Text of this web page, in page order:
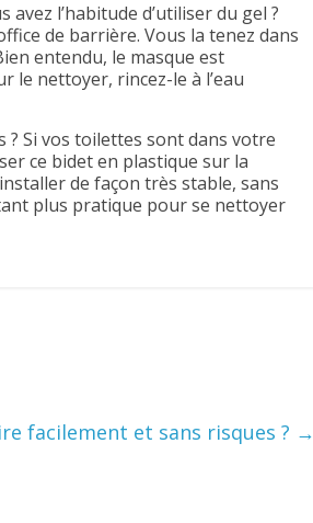
avez l’habitude d’utiliser du gel ?
de barrière. Vous la tenez dans
entendu, le masque est
le nettoyer, rincez-le à l’eau
? Si vos toilettes sont dans votre
ce bidet en plastique sur la
de façon très stable, sans
plus pratique pour se nettoyer
facilement et sans risques ? →